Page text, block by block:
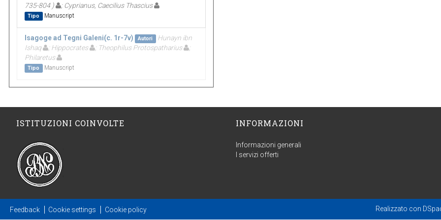
735-804 )
; Cyprianus, Caecilius Thascius
Tipo Manuscript
Isagoge ad Tegni Galeni(c. 1r-7v) Autori
Hunayn ibn
Ishaq
; Hippocrates ; Theophilus Protospatharius
;
Philaretus
Tipo Manuscript
ISTITUZIONI COINVOLTE INFORMAZIONI
Informazioni generali
I servizi offerti
Feedback Cookie settings Cookie policy Realizzato con